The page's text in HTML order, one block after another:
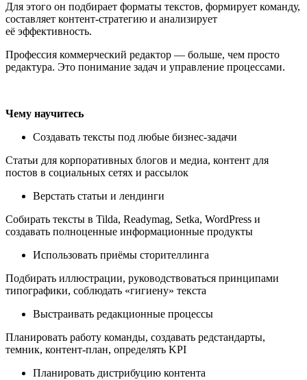
Для этого он подбирает форматы текстов, формирует команду,
составляет контент-стратегию и анализирует
её эффективность.
Профессия коммерческий редактор — больше, чем просто
редактура. Это понимание задач и управление процессами.
Чему научитесь
Создавать тексты под любые бизнес-задачи
Статьи для корпоративных блогов и медиа, контент для
постов в социальных сетях и рассылок
Верстать статьи и лендинги
Cобирать тексты в Tilda, Readymag, Setka, WordPress и
создавать полноценные информационные продукты
Использовать приёмы сторителлинга
Подбирать иллюстрации, руководствоваться принципами
типографики, соблюдать «гигиену» текста
Выстраивать редакционные процессы
Планировать работу команды, создавать редстандарты,
темник, контент-план, определять KPI
Планировать дистрибуцию контента